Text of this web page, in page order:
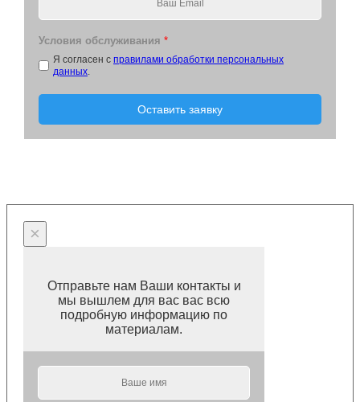
Условия обслуживания *
Я согласен с правилами обработки персональных
данных
Оставить заявку
×
Отправьте нам Ваши контакты и
мы вышлем для вас вас всю
подробную информацию по
материалам.